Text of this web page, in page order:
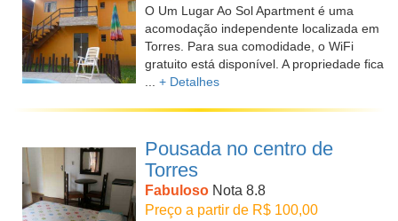
O Um Lugar Ao Sol Apartment é uma
acomodação independente localizada em
Torres. Para sua comodidade, o WiFi
gratuito está disponível. A propriedade fica
+ Detalhes
Pousada no centro de
Torres
Fabuloso Nota 8.8
Preço a partir de R$ 100,00